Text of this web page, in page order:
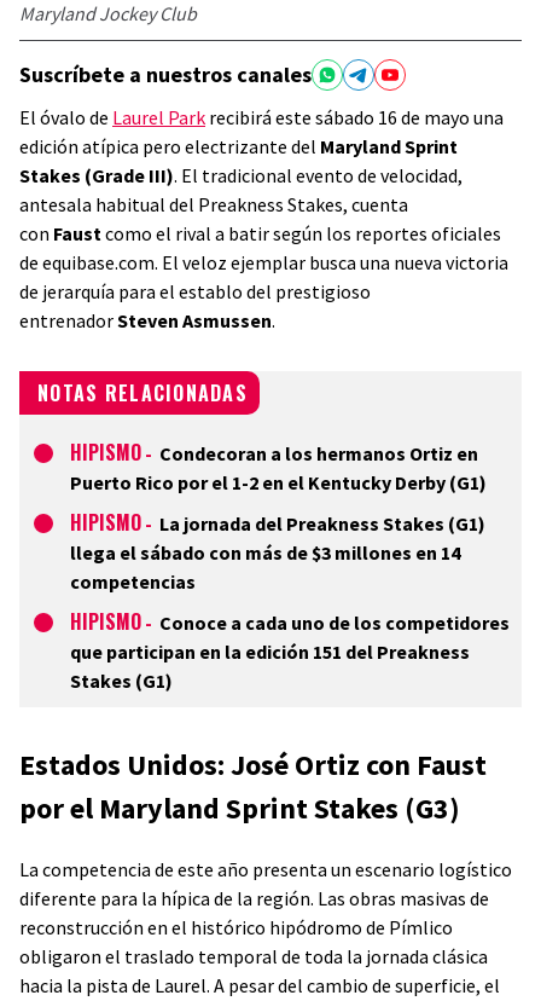
Maryland Jockey Club
Suscríbete a nuestros canales
El óvalo de Laurel Park recibirá este sábado 16 de mayo una
edición atípica pero electrizante del Maryland Sprint
Stakes (Grade III). El tradicional evento de velocidad,
antesala habitual del Preakness Stakes, cuenta
con Faustcomo el rival a batir según los reportes oficiales
de equibase.com. El veloz ejemplar busca una nueva victoria
de jerarquía para el establo del prestigioso
entrenadorSteven Asmussen.
NOTAS RELACIONADAS
HIPISMO - Condecoran a los hermanos Ortiz en
Puerto Rico por el 1-2 en el Kentucky Derby (G1)
HIPISMO - La jornada del Preakness Stakes (G1)
llega el sábado con más de $3 millones en 14
competencias
HIPISMO - Conoce a cada uno de los competidores
que participan en la edición 151 del Preakness
Stakes (G1)
Estados Unidos: José Ortiz con Faust
por el Maryland Sprint Stakes (G3)
La competencia de este año presenta un escenario logístico
diferente para la hípica de la región. Las obras masivas de
reconstrucción en el histórico hipódromo de Pímlico
obligaron el traslado temporal de toda la jornada clásica
hacia la pista de Laurel. A pesar del cambio de superficie, el